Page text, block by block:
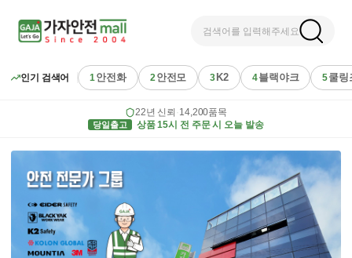
검색어를 입력해주세요
인기 검색어 1안전화 2안전모 3 K2 4블랙야크 5쿨링
22년 신뢰 ·14,200품목
당일출고
상품 15시 전 주문 시 오늘 발송